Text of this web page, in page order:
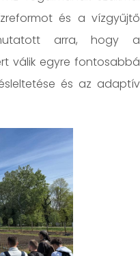
és a vízgyűjtő
arra, hogy a
válik egyre fontosabbá
és az adaptív